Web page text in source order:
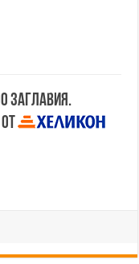
заглавия.
от